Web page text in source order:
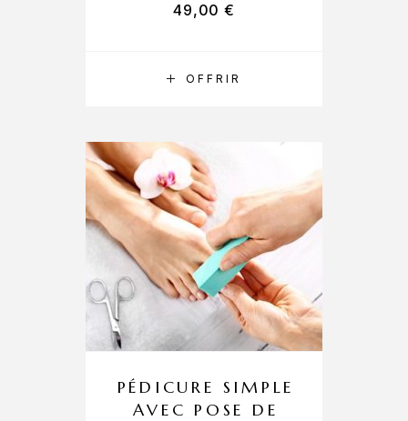
RÉSERVER
OFFRIR
49,00 €
PÉDICURE SIMPLE
AVEC POSE DE